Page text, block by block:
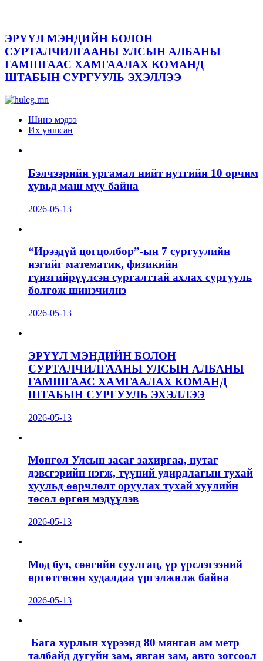
ЭРҮҮЛ МЭНДИЙН БОЛОН
СУРТАЛЧИЛГААНЫ УЛСЫН АЛБАНЫ
ГАМШГААС ХАМГААЛАХ КОМАНД
ШТАБЫН СУРГУУЛЬ ЭХЭЛЛЭЭ
Шинэ мэдээ
Их уншсан
Бэлчээрийн ургамал нийт нутгийн 10 орчим
хувьд маш муу байна
2026-05-13
“Ирээдүй цогцолбор”-ын 7 сургуулийн
нэгийг математик, физикийн
гүнзгийрүүлсэн сургалттай ахлах сургууль
болгож шинэчилнэ
2026-05-13
ЭРҮҮЛ МЭНДИЙН БОЛОН
СУРТАЛЧИЛГААНЫ УЛСЫН АЛБАНЫ
ГАМШГААС ХАМГААЛАХ КОМАНД
ШТАБЫН СУРГУУЛЬ ЭХЭЛЛЭЭ
2026-05-13
Монгол Улсын засаг захиргаа, нутаг
дэвсгэрийн нэгж, түүний удирдлагын тухай
хуульд өөрчлөлт оруулах тухай хуулийн
төсөл өргөн мэдүүлэв
2026-05-13
Мод бут, сөөгийн суулгац, үр үрслэгээний
өргөтгөсөн худалдаа үргэлжилж байна
2026-05-13
Бага хурлын хүрээнд 80 мянган ам метр
талбайд дугуйн зам, явган зам, авто зогсоол